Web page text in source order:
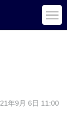
年9月 6日 11:00